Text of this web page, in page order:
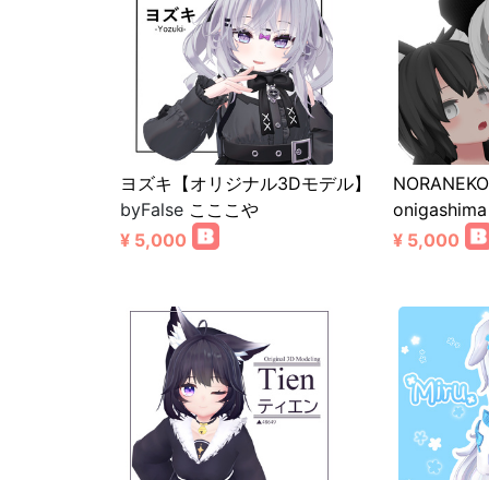
ヨズキ【オリジナル3Dモデル】
byFalse こここや
¥ 5,000
onigashima
¥ 5,000